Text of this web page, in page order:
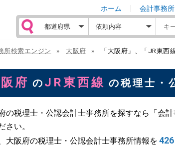
ホーム 会計事務
所検索エンジン 大阪府 「大阪府」、「JR東西
府 の JR東西線 の税理士・
の税理士・公認会計士事務所を探すなら「会
さい。
大阪府の税理士・公認会計士事務所情報を 426